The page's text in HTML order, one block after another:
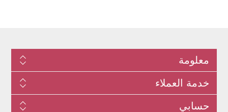
معلومة
خدمة العملاء
حسابي